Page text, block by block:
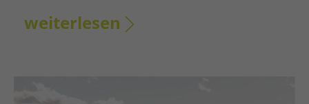
weiterlesen